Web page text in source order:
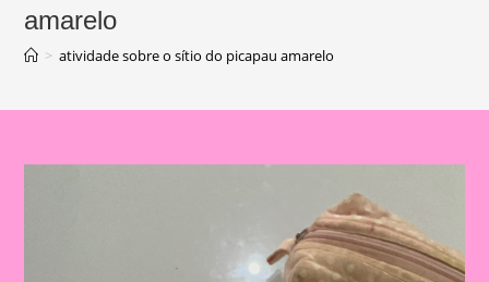
amarelo
> atividade sobre o sítio do picapau amarelo